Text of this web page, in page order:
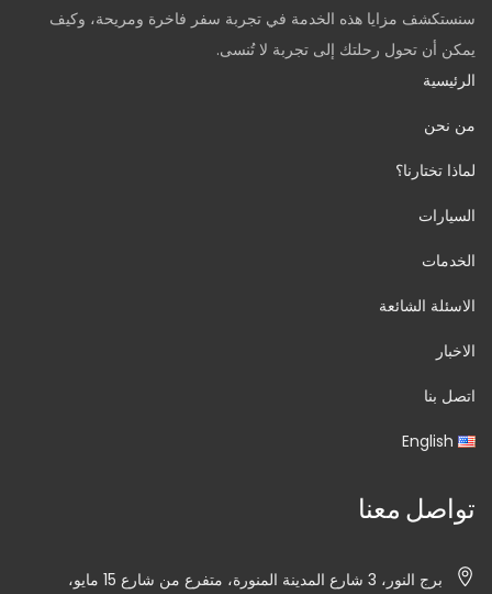
سنستكشف مزايا هذه الخدمة في تجربة سفر فاخرة ومريحة، وكيف
يمكن أن تحول رحلتك إلى تجربة لا تُنسى.
الرئيسية
من نحن
لماذا تختارنا؟
السيارات
الخدمات
الاسئلة الشائعة
الاخبار
اتصل بنا
English
تواصل معنا
برج النور، 3 شارع المدينة المنورة، متفرع من شارع 15 مايو،